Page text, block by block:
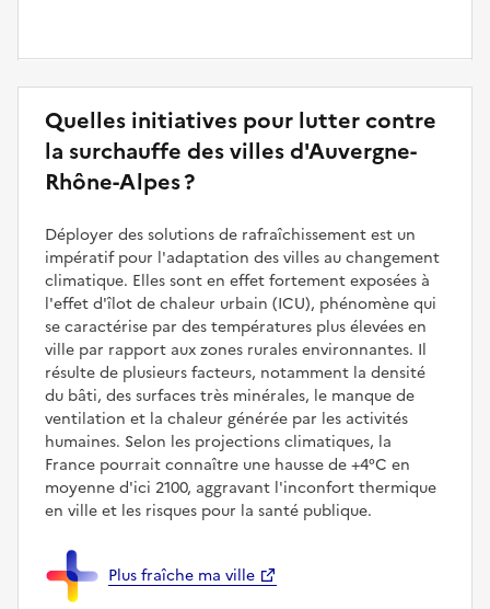
Quelles initiatives pour lutter contre
la surchauffe des villes d'Auvergne-
Rhône-Alpes ?
Déployer des solutions de rafraîchissement est un
impératif pour l'adaptation des villes au changement
climatique. Elles sont en effet fortement exposées à
l'effet d'îlot de chaleur urbain (ICU), phénomène qui
se caractérise par des températures plus élevées en
ville par rapport aux zones rurales environnantes. Il
résulte de plusieurs facteurs, notamment la densité
du bâti, des surfaces très minérales, le manque de
ventilation et la chaleur générée par les activités
humaines. Selon les projections climatiques, la
France pourrait connaître une hausse de +4°C en
moyenne d'ici 2100, aggravant l'inconfort thermique
en ville et les risques pour la santé publique.
Plus fraîche ma ville